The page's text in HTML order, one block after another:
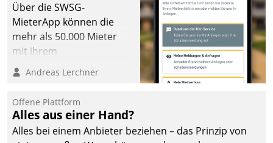
Über die SWSG-
MieterApp können die
mehr als 50.000 Mieter
mit ihrem
Wohnungsunternehmen
kommunizieren, auf dem
einsehen und ändern
oder
Schadensmeldungen
Andreas Lerchner
Offene Plattform
Alles aus einer Hand?
Alles bei einem Anbieter beziehen – das Prinzip von